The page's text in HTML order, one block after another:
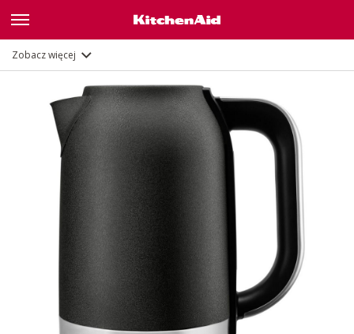
Zobacz więcej